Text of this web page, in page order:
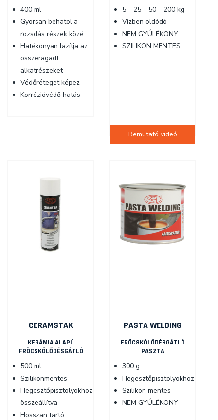
400 ml
Gyorsan behatol a
rozsdás részek közé
Hatékonyan lazítja az
összeragadt
alkatrészeket
Védőréteget képez
Korrózióvédő hatás
5 – 25 – 50 – 200 kg
Vízben oldódó
NEM GYÚLÉKONY
SZILIKON MENTES
Bemutató videó
CERAMSTAK
KERÁMIA ALAPÚ
FRÖCSKÖLŐDÉSGÁTLÓ
500 ml
Szilikonmentes
Hegesztőpisztolyokhoz
összeállítva
Hosszan tartó
PASTA WELDING
FRÖCSKÖLŐDÉSGÁTLÓ
PASZTA
300 g
Hegesztőpisztolyokhoz
Szilikon mentes
NEM GYÚLÉKONY